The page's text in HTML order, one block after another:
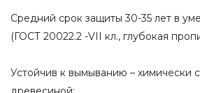
Средний срок защиты 30-35 лет в
(ГОСТ 20022.2 -VII кл., глубокая
Устойчив к вымыванию – химически